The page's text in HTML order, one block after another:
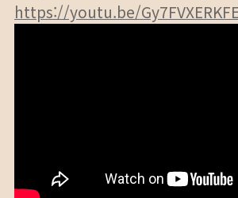
https://youtu.be/Gy7FVXERKFE